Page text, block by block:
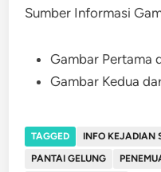
Sumber Informasi
Gambar Pertama
Gambar Kedua
TAGGED INFO KEJADIAN
PANTAI GELUNG